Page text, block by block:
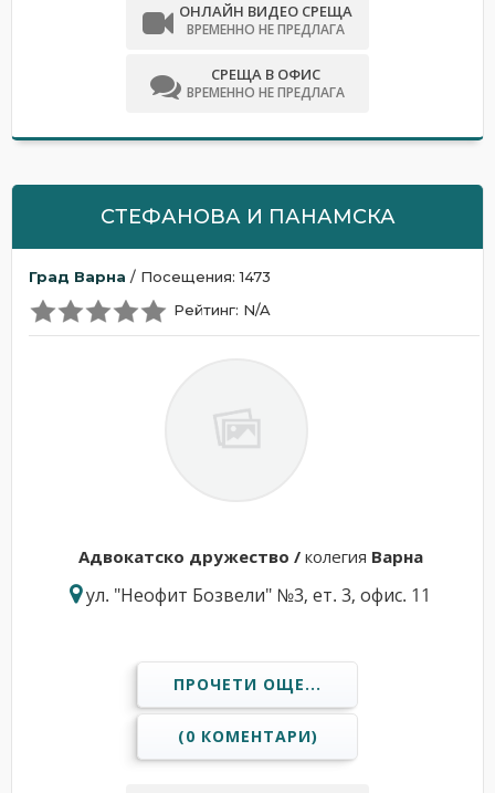
ОНЛАЙН ВИДЕО СРЕЩА
ВРЕМЕННО НЕ ПРЕДЛАГА
СРЕЩА В ОФИС
ВРЕМЕННО НЕ ПРЕДЛАГА
СТЕФАНОВА И ПАНАМСКА
Град Варна / Посещения: 1473
Рейтинг: N/A
Адвокатскo дружествo / колегия Варна
ул. "Неофит Бозвели" №3, ет. 3, офис. 11
ПРОЧЕТИ ОЩЕ...
(0 КОМЕНТАРИ)